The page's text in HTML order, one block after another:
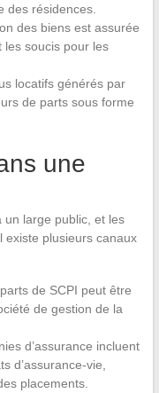
des résidences.
des biens est assurée
les soucis pour les
locatifs générés par
de parts sous forme
une
un large public, et les
existe plusieurs canaux
de SCPI peut être
de gestion de la
d’assurance incluent
d’assurance-vie,
placements.